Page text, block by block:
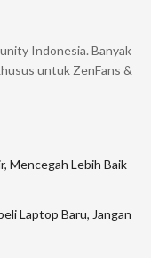
Indonesia. Banyak
untuk ZenFans &
Mencegah Lebih Baik
Laptop Baru, Jangan